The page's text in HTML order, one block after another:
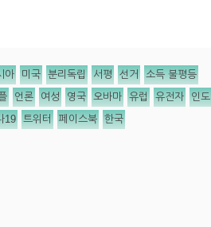
아 미국 분리독립 서평 선거 소득 불평등
언론 여성 영국 오바마 유럽 유전자 인도
19 트위터 페이스북 한국